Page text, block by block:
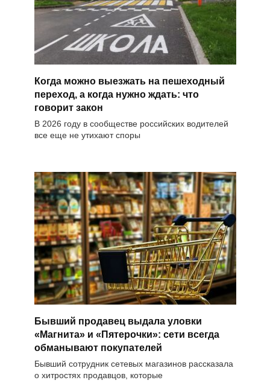
Когда можно выезжать на пешеходный
переход, а когда нужно ждать: что
говорит закон
В 2026 году в сообществе российских водителей
все еще не утихают споры
Бывший продавец выдала уловки
«Магнита» и «Пятерочки»: сети всегда
обманывают покупателей
Бывший сотрудник сетевых магазинов рассказала
о хитростях продавцов, которые